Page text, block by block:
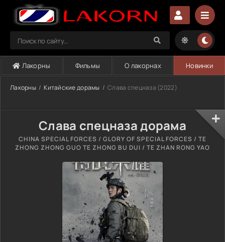
Лакорны Фильмы О лакорнах Новинки
Лакорны Китайские дорамы Слава спецназа (2022)
Слава спецназа дорама
CHINA SPECIAL FORCES / GLORY OF SPECIAL FORCES / TE
ZHONG ZHONG GUO TE ZHONG BU DUI / TE ZHAN RONG YAO